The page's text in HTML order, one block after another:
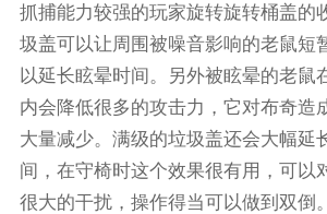
抓捕能力较强的玩家旋转旋转桶盖的
圾盖可以让周围被噪音影响的老鼠短
以延长眩晕时间。另外被眩晕的老鼠
内会降低很多的攻击力，它对布奇造
大量减少。满级的垃圾盖还会大幅延
间，在守椅时这个效果很有用，可以
很大的干扰，操作得当可以做到双倒。